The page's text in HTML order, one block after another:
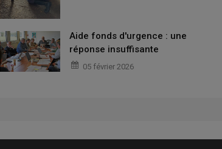
Aide fonds d'urgence : une
réponse insuffisante
05 février 2026